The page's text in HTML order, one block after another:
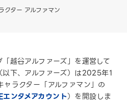
クター アルファマン
越谷アルファーズ」を運営して
下、アルファーズ）は2025年1
ラクター「アルファマン」の
ンタメアカウント）を開設しま